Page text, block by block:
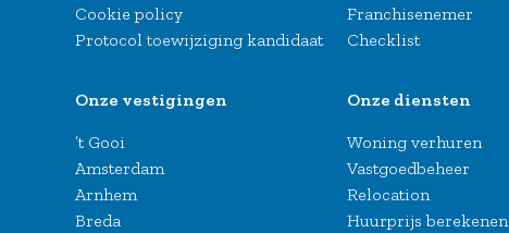
Cookie policy
Protocol toewijziging kandidaat
Onze vestigingen
’t Gooi
Amsterdam
Arnhem
Breda
Franchisenemer
Checklist
Onze diensten
Woning verhuren
Vastgoedbeheer
Relocation
Huurprijs berekenen